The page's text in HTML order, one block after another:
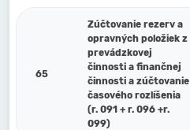
65
Zúčtovanie rezerv a
opravných položiek z
prevádzkovej
činnosti a finančnej
činnosti a zúčtovanie
časového rozlíšenia
(r. 091 + r. 096 +r.
099)